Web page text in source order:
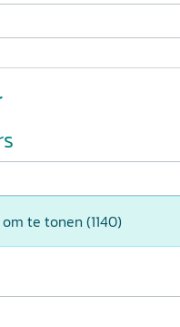
om te tonen (1140)